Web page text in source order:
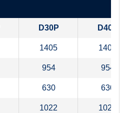
D30P D40P
1405 1405
954 954
630 630
1022 1022